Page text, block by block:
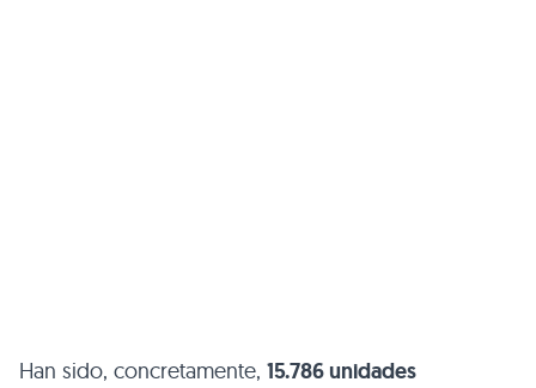
Han sido, concretamente, 15.786 unidades